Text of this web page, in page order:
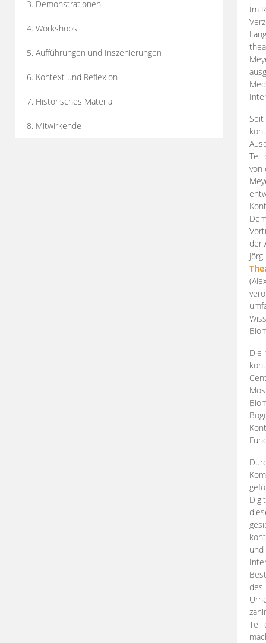
3. Demonstrationen
4. Workshops
5. Aufführungen und Inszenierungen
6. Kontext und Reflexion
7. Historisches Material
8. Mitwirkende
Im
Teil
von
der
Die
des
Teil